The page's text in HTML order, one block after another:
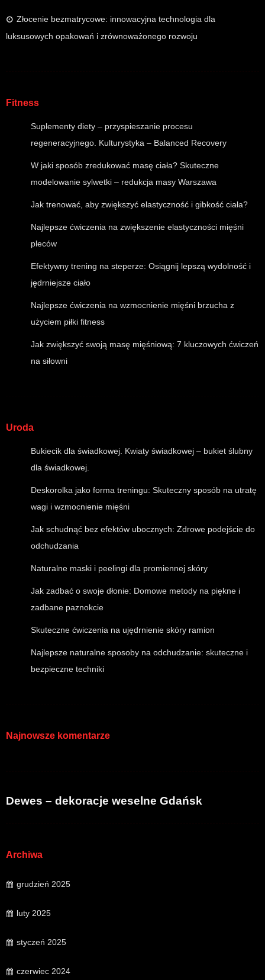
Złocenie bezmatrycowe: innowacyjna technologia dla
luksusowych opakowań i zrównoważonego rozwoju
Fitness
Suplementy diety – przyspieszanie procesu
regeneracyjnego. Kulturystyka – Balanced Recovery
W jaki sposób zredukować masę ciała? Skuteczne
modelowanie sylwetki – redukcja masy Warszawa
Jak trenować, aby zwiększyć elastyczność i gibkość ciała?
Najlepsze ćwiczenia na zwiększenie elastyczności mięśni
pleców
Efektywny trening na steperze: Osiągnij lepszą wydolność i
jędrniejsze ciało
Najlepsze ćwiczenia na wzmocnienie mięśni brzucha z
użyciem piłki fitness
Jak zwiększyć swoją masę mięśniową: 7 kluczowych ćwiczeń
na siłowni
Uroda
Bukiecik dla świadkowej. Kwiaty świadkowej – bukiet ślubny
dla świadkowej.
Deskorolka jako forma treningu: Skuteczny sposób na utratę
wagi i wzmocnienie mięśni
Jak schudnąć bez efektów ubocznych: Zdrowe podejście do
odchudzania
Naturalne maski i peelingi dla promiennej skóry
Jak zadbać o swoje dłonie: Domowe metody na piękne i
zadbane paznokcie
Skuteczne ćwiczenia na ujędrnienie skóry ramion
Najlepsze naturalne sposoby na odchudzanie: skuteczne i
bezpieczne techniki
Najnowsze komentarze
Dewes – dekoracje weselne Gdańsk
Archiwa
grudzień 2025
luty 2025
styczeń 2025
czerwiec 2024